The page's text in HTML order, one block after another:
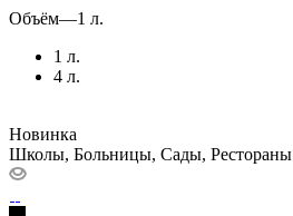
Объём—1 л.
1 л.
4 л.
Новинка
Школы, Больницы, Сады, Рестораны